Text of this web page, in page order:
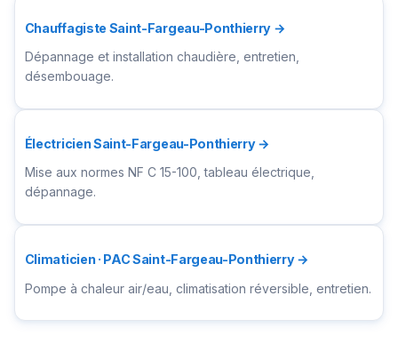
Chauffagiste Saint-Fargeau-Ponthierry →
Dépannage et installation chaudière, entretien,
désembouage.
Électricien Saint-Fargeau-Ponthierry →
Mise aux normes NF C 15-100, tableau électrique,
dépannage.
Climaticien · PAC Saint-Fargeau-Ponthierry →
Pompe à chaleur air/eau, climatisation réversible, entretien.